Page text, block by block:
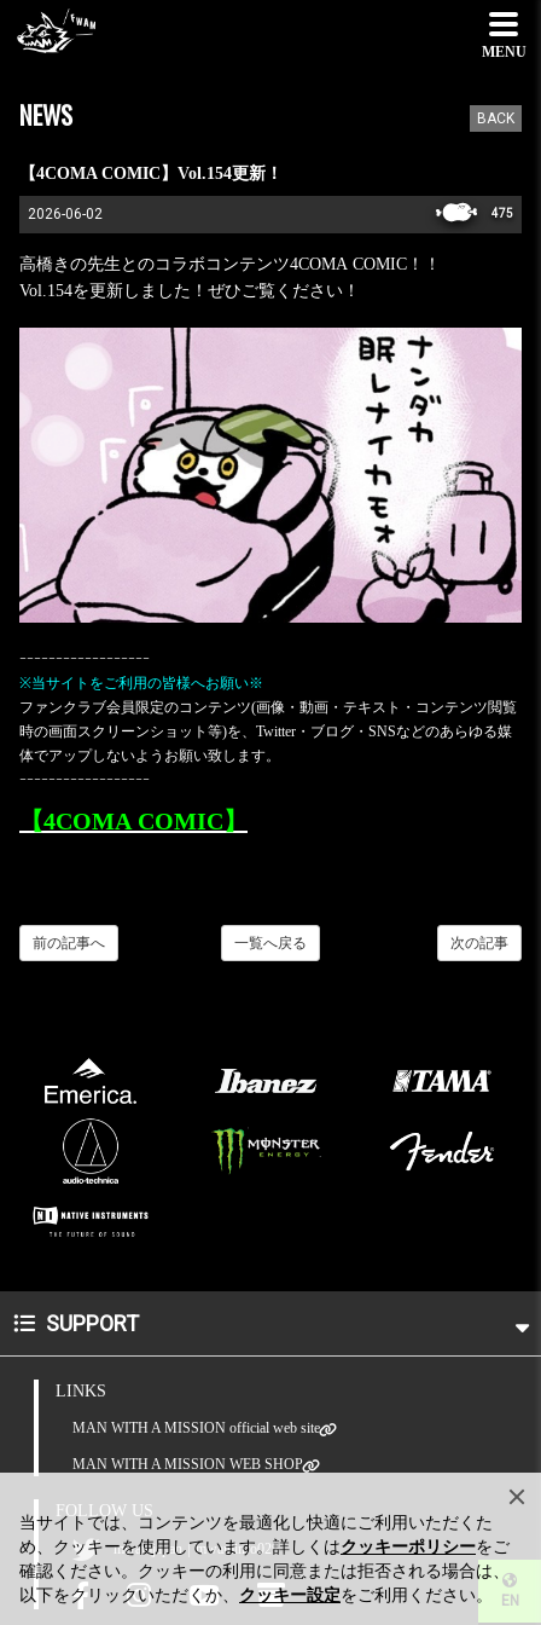
MENU
NEWS BACK
【4COMA COMIC】Vol.154更新！
2026-06-02 475
高橋きの先生とのコラボコンテンツ4COMA COMIC！！
Vol.154を更新しました！ぜひご覧ください！
ｰｰｰｰｰｰｰｰｰｰｰｰｰｰｰｰｰｰ
※当サイトをご利用の皆様へお願い※
ファンクラブ会員限定のコンテンツ(画像・動画・テキスト・コンテンツ閲覧
時の画面スクリーンショット等)を、Twitter・ブログ・SNSなどのあらゆる媒
体でアップしないようお願い致します。
ｰｰｰｰｰｰｰｰｰｰｰｰｰｰｰｰｰｰ
【4COMA COMIC】
次の記事
一覧へ戻る
前の記事へ
EN
SUPPORT
LINKS
MAN WITH A MISSION official web site
MAN WITH A MISSION WEB SHOP
FOLLOW US
mwamjapan|mwaminfo029
当サイトでは、コンテンツを最適化し快適にご利用いただくた
め、クッキーを使用しています。詳しくはクッキーポリシーをご
確認ください。クッキーの利用に同意または拒否される場合は、
以下をクリックいただくか、 クッキー設定をご利用ください。